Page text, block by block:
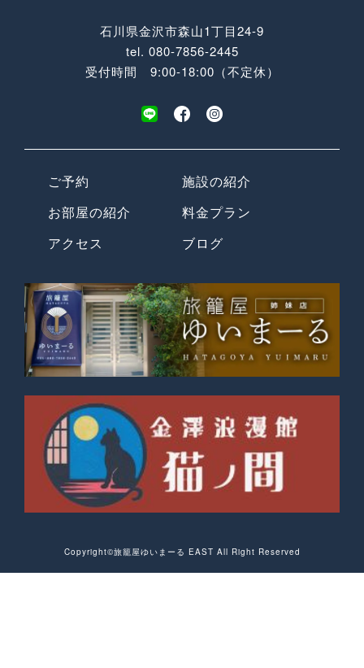
石川県金沢市森山1丁目24-9
tel. 080-7856-2445
受付時間 9:00-18:00（不定休）
ご予約
施設の紹介
お部屋の紹介
料金プラン
アクセス
ブログ
Copyright©︎旅籠屋ゆいまーる EAST All Right Reserved